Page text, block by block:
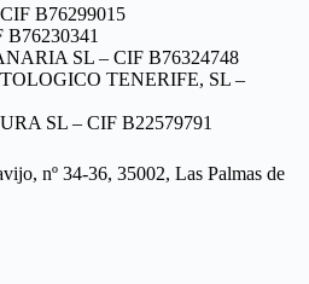
B76299015
SL – CIF B76324748
TENERIFE, SL –
SL – CIF B22579791
nº 34-36, 35002, Las Palmas de